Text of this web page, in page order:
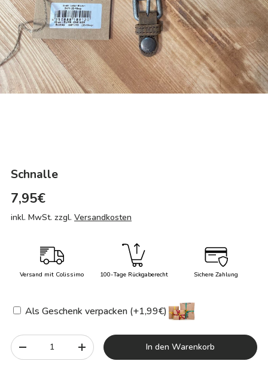
Schnalle
7,95€
inkl. MwSt. zzgl. Versandkosten
Versand mit Colissimo 100-Tage Rückgaberecht Sichere Zahlung
Als Geschenk verpacken (+1,99€)
Anzahl
-
+ In den Warenkorb